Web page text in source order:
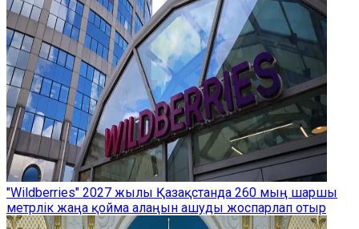
"Wildberries" 2027 жылы Қазақстанда 260 мың шаршы
метрлік жаңа қойма алаңын ашуды жоспарлап отыр